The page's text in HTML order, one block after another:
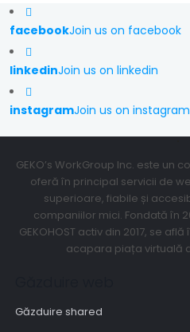
facebookJoin us on facebook
linkedinJoin us on linkedin
instagramJoin us on instagram
GEKO’s WorkGroup Inc. este un
oferă în principal servicii de
superioare, fiabile și
companiilor mici. Fondată în
GEKOHOST activ din 2017, se
acapara piața virtuală
Găzduire shared